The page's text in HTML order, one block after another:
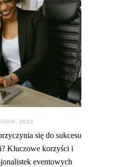
2023
się do sukcesu
Kluczowe korzyści i
eventowych